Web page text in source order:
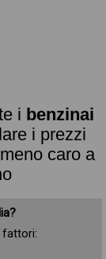
i benzinai
i prezzi
caro a
fattori: